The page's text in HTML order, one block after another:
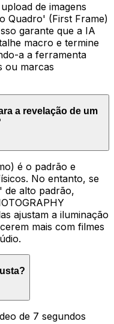
de imagens
Quadro' (First Frame)
garante que a IA
macro e termine
a a ferramenta
ou marcas
a revelação de um
é o padrão e
No entanto, se
de alto padrão,
ajustam a iluminação
mais com filmes
de 7 segundos